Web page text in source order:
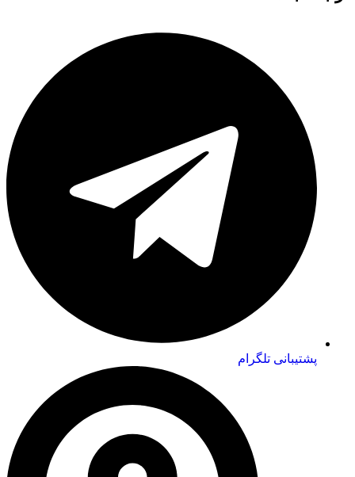
پشتیبانی تلگرام